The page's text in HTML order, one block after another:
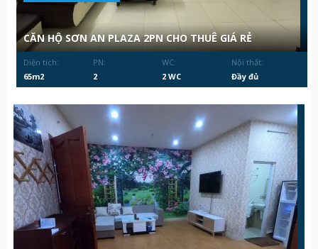
CĂN HỘ SƠN AN PLAZA 2PN CHO THUÊ GIÁ RẺ
Diện tích:
65m2
PN:
2
WC:
2 WC
Nội thất:
Đầy đủ